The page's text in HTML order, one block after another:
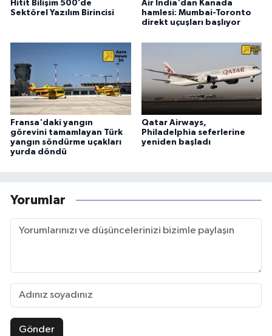
Hitit Bilişim 500’de
Sektörel Yazılım Birincisi
Air India'dan Kanada
hamlesi: Mumbai-Toronto
direkt uçuşları başlıyor
Fransa'daki yangın
görevini tamamlayan Türk
yangın söndürme uçakları
yurda döndü
Qatar Airways,
Philadelphia seferlerine
yeniden başladı
Yorumlar
Gönder